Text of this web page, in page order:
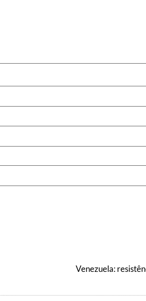
Venezuela: